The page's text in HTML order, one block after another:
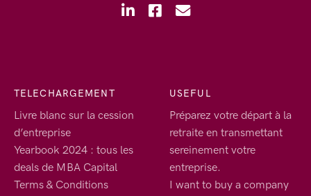
TELECHARGEMENT
Livre blanc sur la cession
d’entreprise
Yearbook 2024 : tous les
deals de MBA Capital
Terms & Conditions
USEFUL
Préparez votre départ à la
retraite en transmettant
sereinement votre
entreprise.
I want to buy a company